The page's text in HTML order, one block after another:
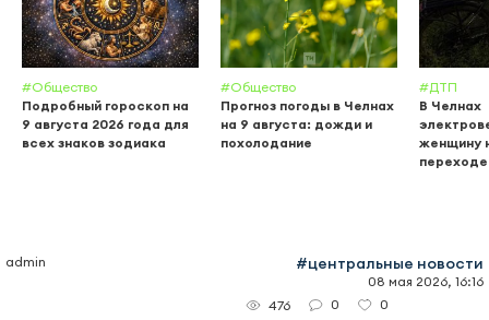
#Общество
Подробный гороскоп на
9 августа 2026 года для
всех знаков зодиака
#Общество
Прогноз погоды в Челнах
на 9 августа: дожди и
похолодание
#ДТП
В Челнах
женщину
переходе
admin #центральные новости
08 мая 2026, 16:16
476
0 0